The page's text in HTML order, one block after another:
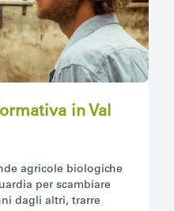
in Val
agricole biologiche
per scambiare
dagli altri, trarre